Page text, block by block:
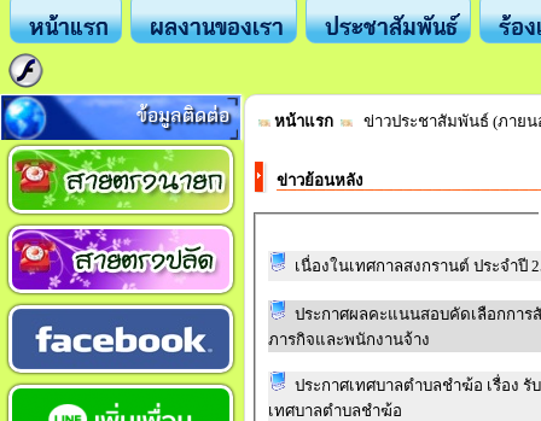
หน้าแรก ผลงานของเรา ประชาสัมพันธ์ ร้อ
ข้อมูลติดต่อ หน้าแรก ข่าวประชาสัมพันธ์ (ภาย
ข่าวย้อนหลัง
เนื่องในเทศกาลสงกรานต์ ประจำปี
ประกาศผลคะแนนสอบคัดเลือกการ
ภารกิจและพนักงานจ้าง
ประกาศเทศบาลตำบลชำฆ้อ เรื่อง
เทศบาลตำบลชำฆ้อ